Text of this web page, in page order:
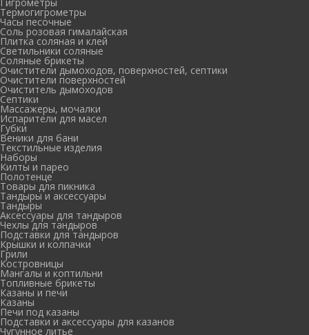
Термогигрометры
Часы песочные
Соль розовая гималайская
Плитка соляная и клей
Светильники соляные
Соляные брикеты
Очистители дымоходов, поверхностей, септики
Очистители поверхностей
Очиститель дымоходов
Септики
Массажеры, мочалки
Испарители для масел
Губки
Веники для бани
Текстильные изделия
Наборы
Килты и парео
Полотенце
Товары для пикника
Тандыры и аксессуары
Тандыры
Аксессуары для тандыров
Чехлы для тандыров
Подставки для тандыров
Крышки и колпачки
Грили
Костровницы
Мангалы и коптильни
Топливные брикеты
Казаны и печи
Казаны
Печи под казаны
Подставки и аксессуары для казанов
Чугунное литье